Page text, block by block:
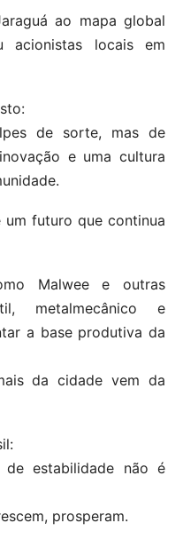
ao mapa global
acionistas locais em
de sorte, mas de
e uma cultura
futuro que continua
Malwee e outras
metalmecânico e
a base produtiva da
da cidade vem da
estabilidade não é
prosperam.